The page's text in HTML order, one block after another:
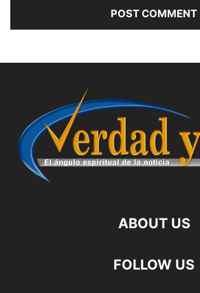
ABOUT US
FOLLOW US